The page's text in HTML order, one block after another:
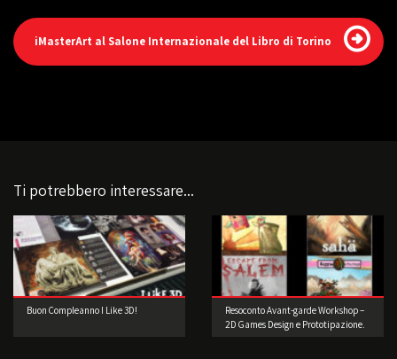
iMasterArt al Salone Internazionale del Libro di Torino
Ti potrebbero interessare...
Buon Compleanno I Like 3D!
Resoconto Avant-garde Workshop –
2D Games Design e Prototipazione.